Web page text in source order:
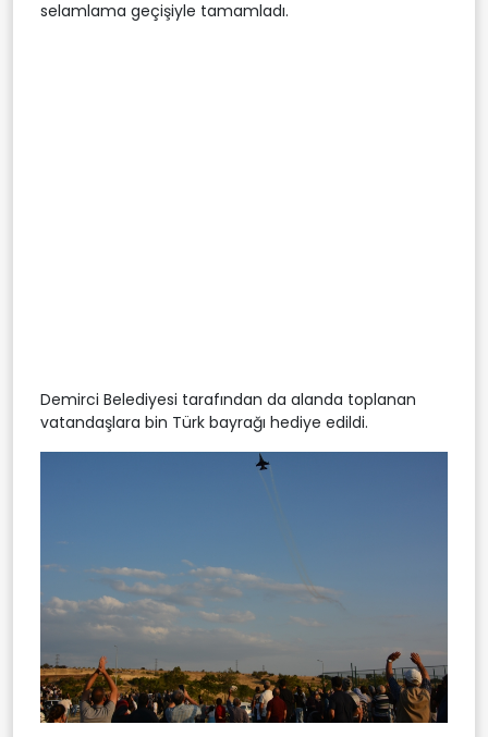
selamlama geçişiyle tamamladı.
Demirci Belediyesi tarafından da alanda toplanan
vatandaşlara bin Türk bayrağı hediye edildi.